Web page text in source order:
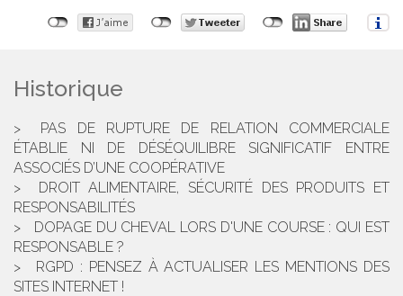
Historique
PAS DE RUPTURE DE RELATION COMMERCIALE
ÉTABLIE NI DE DÉSÉQUILIBRE SIGNIFICATIF ENTRE
ASSOCIÉS D’UNE COOPÉRATIVE
DROIT ALIMENTAIRE, SÉCURITÉ DES PRODUITS ET
RESPONSABILITÉS
DOPAGE DU CHEVAL LORS D'UNE COURSE : QUI EST
RESPONSABLE ?
RGPD : PENSEZ À ACTUALISER LES MENTIONS DES
SITES INTERNET !